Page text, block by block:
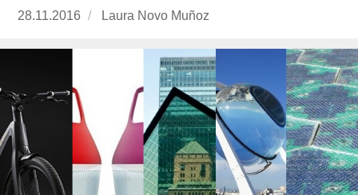
Publicado
28.11.2016
https://www.experimenta.es/author/laura-
Laura Novo Muñoz